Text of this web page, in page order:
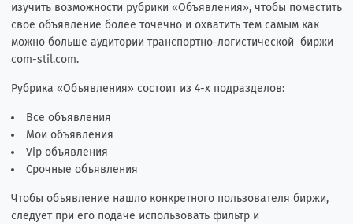
изучить возможности рубрики «Объявления», чтобы поместить
свое объявление более точечно и охватить тем самым как
можно больше аудитории транспортно-логистической биржи
com-stil.com.
Рубрика «Объявления» состоит из 4-х подразделов:
Все объявления
Мои объявления
Vip объявления
Срочные объявления
Чтобы объявление нашло конкретного пользователя биржи,
следует при его подаче использовать фильтр и